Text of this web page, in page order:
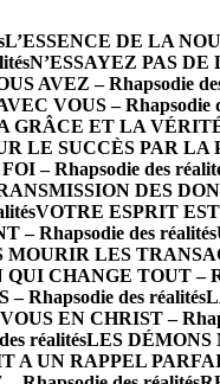
L’ESSENCE DE LA
N’ESSAYEZ PAS DE
AVEZ – Rhapsodie
VOUS – Rhapsodie
GRÂCE ET LA
LE SUCCÈS PAR LA
– Rhapsodie des
DES
VOTRE ESPRIT
– Rhapsodie des réalités
MOURIR LES
CHANGE TOUT –
Rhapsodie des réalités
EN CHRIST –
réalitésLES DÉMONS
A UN RAPPEL